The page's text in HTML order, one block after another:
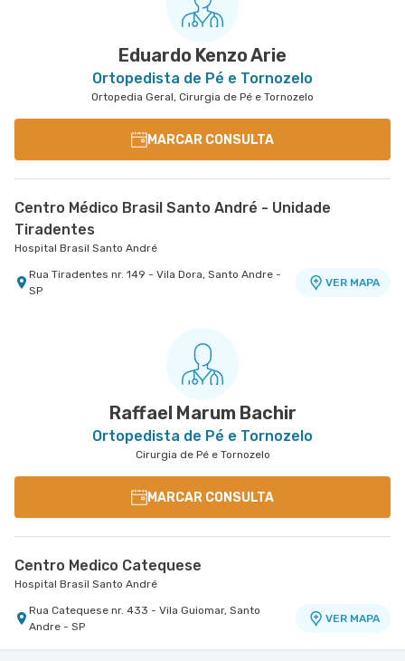
Rua Walter Figueira nr. S/N 9° Andar - Ceramica,
Eduardo Kenzo Arie
Ortopedista de Pé e Tornozelo
Ortopedia Geral, Cirurgia de Pé e Tornozelo
MARCAR CONSULTA
Centro Médico Brasil Santo André - Unidade
Tiradentes
Hospital Brasil Santo André
Rua Tiradentes nr. 149 - Vila Dora, Santo Andre -
SP
VER MAPA
Raffael Marum Bachir
Ortopedista de Pé e Tornozelo
Cirurgia de Pé e Tornozelo
MARCAR CONSULTA
Centro Medico Catequese
Hospital Brasil Santo André
Rua Catequese nr. 433 - Vila Guiomar, Santo
Andre - SP
VER MAPA